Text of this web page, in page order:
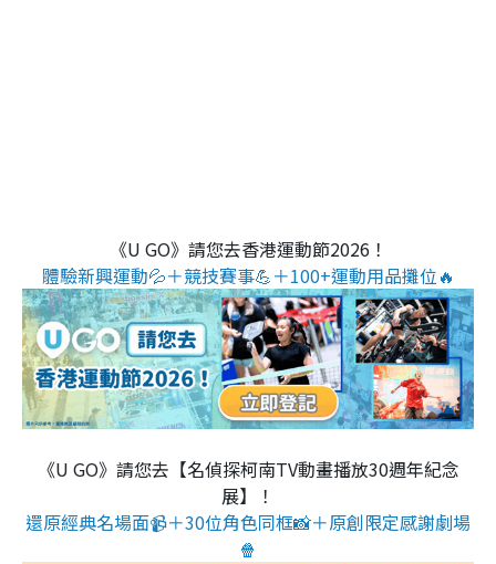
《U GO》請您去香港運動節2026！
體驗新興運動💦＋競技賽事💪＋100+運動用品攤位🔥
《U GO》請您去【名偵探柯南TV動畫播放30週年紀念
展】！
還原經典名場面📹＋30位角色同框📸＋原創限定感謝劇場
🍿